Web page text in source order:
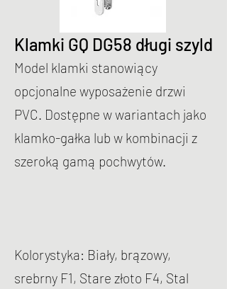
Klamki GQ DG58 długi szyld
Model klamki stanowiący
opcjonalne wyposażenie drzwi
PVC. Dostępne w wariantach jako
klamko-gałka lub w kombinacji z
szeroką gamą pochwytów.
Kolorystyka: Biały, brązowy,
srebrny F1, Stare złoto F4, Stal